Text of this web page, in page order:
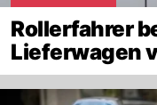
Rollerfahrer
Lieferwagen